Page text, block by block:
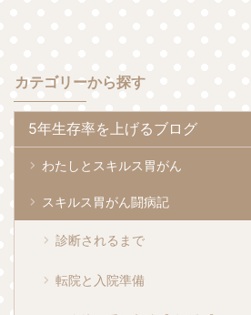
カテゴリーから探す
5年生存率を上げるブログ
わたしとスキルス胃がん
スキルス胃がん闘病記
診断されるまで
転院と入院準備